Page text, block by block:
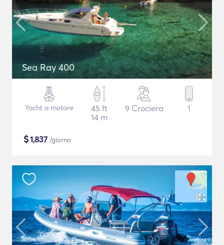
Sea Ray 400
Yacht a motore
45 ft
14 m
9 Crociera 1
$1,837 /giorno